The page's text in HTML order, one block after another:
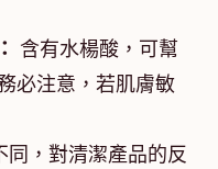
含有水楊酸，可幫
必注意，若肌膚敏
，對清潔產品的反